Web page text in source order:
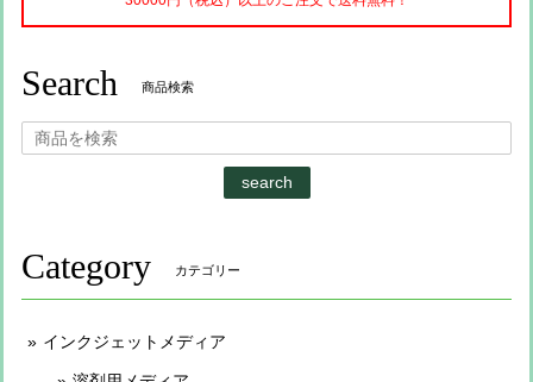
Search 商品検索
search
Category カテゴリー
インクジェットメディア